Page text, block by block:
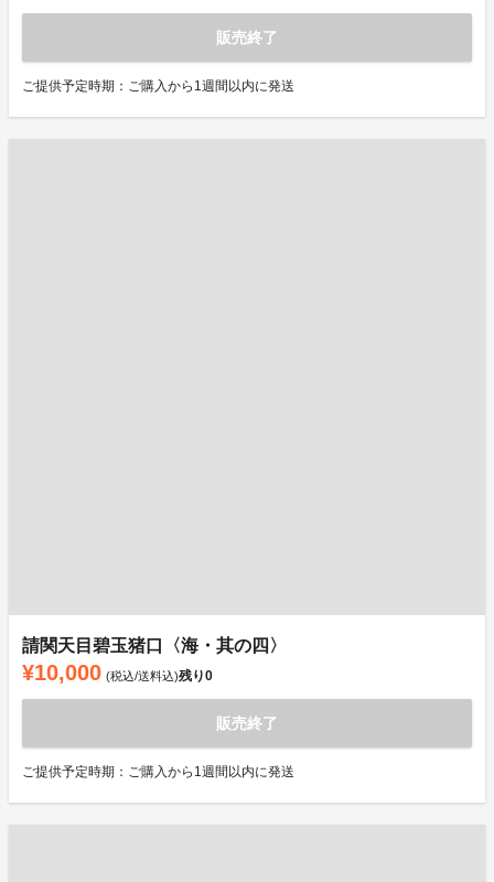
販売終了
ご提供予定時期：ご購入から1週間以内に発送
請関天目碧玉猪口〈海・其の四〉
¥10,000 (税込/送料込)残り0
販売終了
ご提供予定時期：ご購入から1週間以内に発送